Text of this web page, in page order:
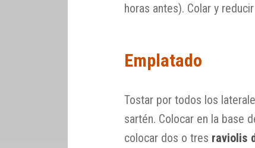
horas antes). Colar y
Emplatado
Tostar por todos los
sartén. Colocar en la base
colocar dos o tres raviolis